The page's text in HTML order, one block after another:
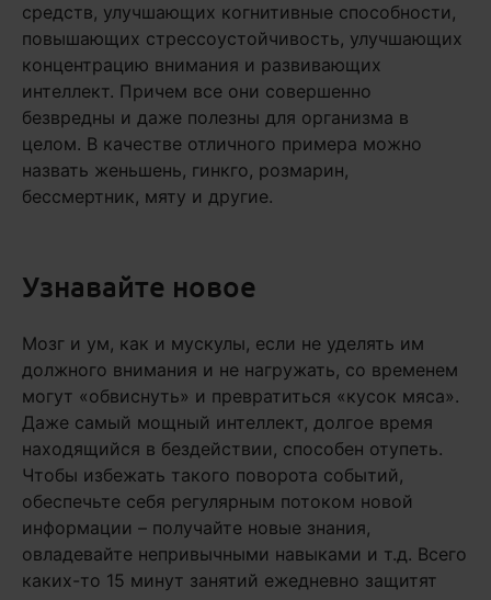
средств, улучшающих когнитивные способности,
повышающих стрессоустойчивость, улучшающих
концентрацию внимания и развивающих
интеллект. Причем все они совершенно
безвредны и даже полезны для организма в
целом. В качестве отличного примера можно
назвать женьшень, гинкго, розмарин,
бессмертник, мяту и другие.
Узнавайте новое
Мозг и ум, как и мускулы, если не уделять им
должного внимания и не нагружать, со временем
могут «обвиснуть» и превратиться «кусок мяса».
Даже самый мощный интеллект, долгое время
находящийся в бездействии, способен отупеть.
Чтобы избежать такого поворота событий,
обеспечьте себя регулярным потоком новой
информации – получайте новые знания,
овладевайте непривычными навыками и т.д. Всего
каких-то 15 минут занятий ежедневно защитят